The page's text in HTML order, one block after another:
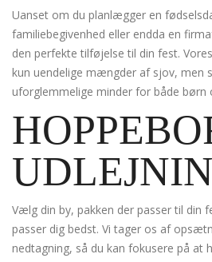
Uanset om du planlægger en
familiebegivenhed eller endda en
den perfekte tilføjelse til din fest.
kun uendelige mængder af sjov, men
uforglemmelige minder for både børn
Vælg din by, pakken der passer til din
passer dig bedst. Vi tager os af
nedtagning, så du kan fokusere på at